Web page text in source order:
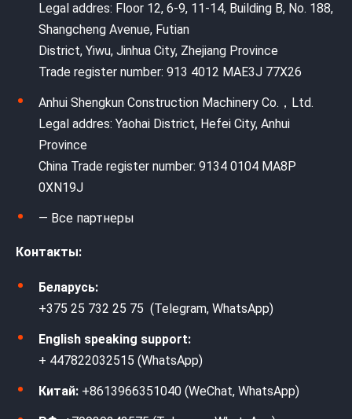
Legal addres: Floor 12, 6-9, 11-14, Building B, No. 188,
Shangcheng Avenue, Futian
District, Yiwu, Jinhua City, Zhejiang Province
Trade register number: 913 4012 MAE3J 77X26
Anhui Shengkun Construction Machinery Co.，Ltd.
Legal addres: Yaohai District, Hefei City, Anhui
Province
China Trade register number: 9134 0104 MA8P
0XN19J
— Все партнеры
Контакты:
Беларусь:
+375 25 732 25 75 (Telegram, WhatsApp)
English speaking support:
+ 447822032515 (WhatsApp)
Китай: +8613966351040 (WeChat, WhatsApp)